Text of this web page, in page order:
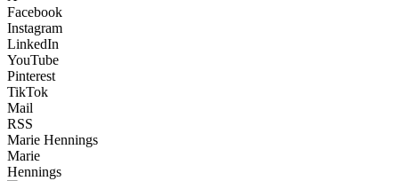
Facebook
Instagram
LinkedIn
YouTube
Pinterest
TikTok
Mail
RSS
Marie Hennings
Marie
Hennings